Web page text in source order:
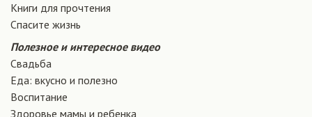
Книги для прочтения
Спасите жизнь
Полезное и интересное видео
Свадьба
Еда: вкусно и полезно
Воспитание
Здоровье мамы и ребенка